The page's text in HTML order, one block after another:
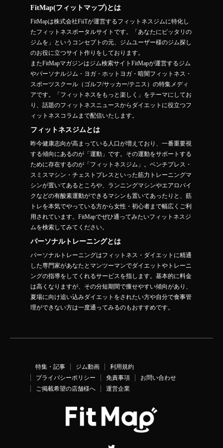
FitMap(フィットマップ)とは
FitMapは株式会社FiiTが運営するフィットネスジムに特化し
たフィットネスポータルサイトです。「あなたにピッタリの
ジムを」というコンセプトの元、ジムユーザー様のジム探し
のお役に立つサイト作りをしております。
またFitMapマガジンはジム検索サイトFitMapが運営するジム
やパーソナルジム・ヨガ・ホットヨガ・暗闇フィットネス・
スポーツスクール（ゴルフ/サッカー/テニス）の特集メディ
アです。「フィットネスをもっと楽しく」をテーマにしてお
り、話題のフィットネスニュースからダイエットに役立つフ
ィットネスコラムまで配信いたします。
フィットネスジムとは
昨今健康志向が高まっている人口が増えており、一番重要視
する傾向にあるのが「運動」です。その運動をサポートする
ために存在するのが「フィットネスジム」。ベンチプレス・
スミスマシン・チェストプレスといった筋力トレーニングマ
シンが置いてあるところや、ランニングマシンやエアロバイ
クなどの有酸素運動ができるマシンも置いてあったりと、筋
トレを本気でやっている方から女性・初心者まで幅広くご利
用されています。FitMapでぜひ通ってみたいフィットネスジ
ムを検索してみてください。
パーソナルトレーニングとは
パーソナルトレーニングはフィットネス・ダイエットに精通
した専門家があなたとマンツーマンでダイエットやトレーニ
ングの指導をしてくれるサービスを指します。基本的に料金
は高くなりますが、その分短期間で痩せやすい傾向があり、
夏場に向け追い込みダイエットをされたい方や自分で食事管
理ができない方は一度通ってみるのもおすすめです。
特集・記事 ジム動画
利用規約
プライバシーポリシー
免責事項
お問い合わせ
ご掲載希望の店舗様へ
運営企業